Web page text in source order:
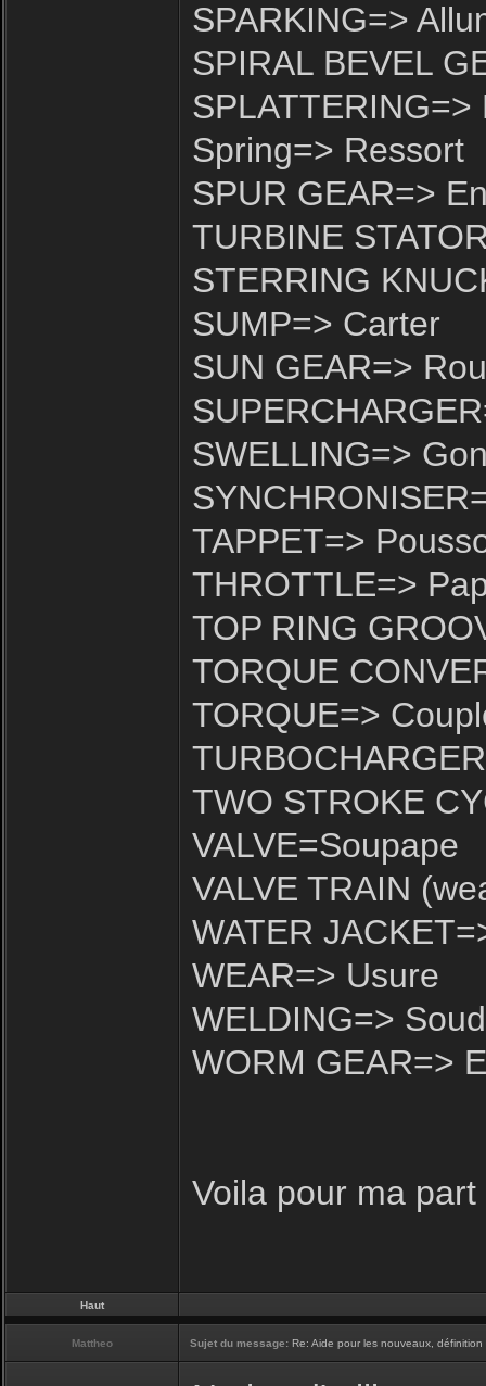
SPARKING=>
SPIRAL BEVEL
Spring=> Ressort
SPUR GEAR=>
TURBINE
STERRING
SUMP=> Carter
SUN GEAR=>
SWELLING=>
TAPPET=>
THROTTLE=>
TOP RING
TORQUE
TORQUE=>
TWO STROKE
VALVE=Soupape
VALVE TRAIN
WATER
WEAR=> Usure
WELDING=>
WORM GEAR=>
Voila pour ma part
Haut
Mattheo Sujet du message: Re: Aide pour les nouveaux,